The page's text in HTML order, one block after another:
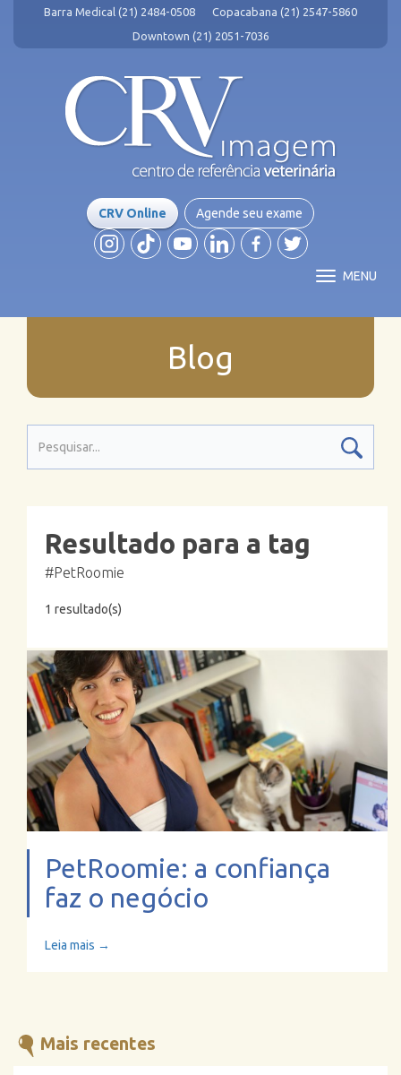
Barra Medical (21) 2484-0508
Copacabana (21) 2547-5860
Downtown (21) 2051-7036
CRV Online Agende seu exame
MENU
Blog
Resultado para a tag
#PetRoomie
1 resultado(s)
PetRoomie: a confiança
faz o negócio
Leia mais →
Mais recentes